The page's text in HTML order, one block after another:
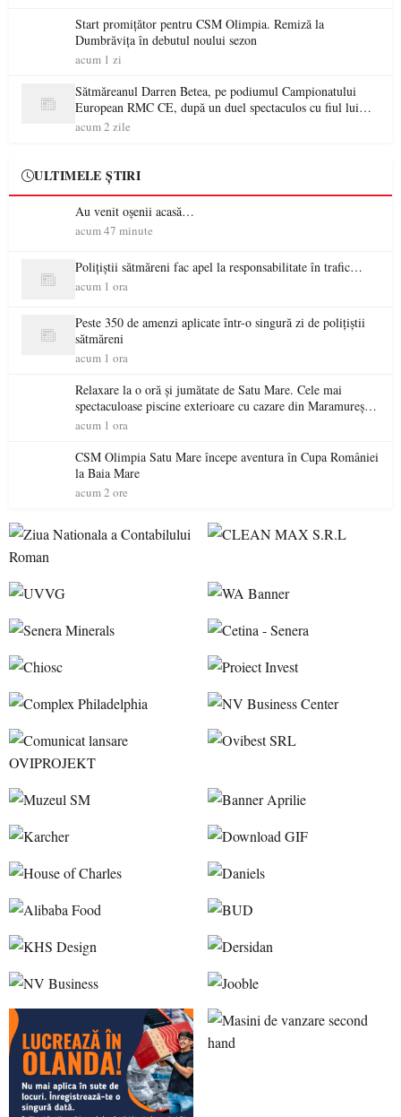
Start promițător pentru CSM Olimpia. Remiză la
Dumbrăvița în debutul noului sezon
acum 1 zi
Sătmăreanul Darren Betea, pe podiumul Campionatului
European RMC CE, după un duel spectaculos cu fiul lui
Kimi Räikkönen
acum 2 zile
ULTIMELE ȘTIRI
Au venit oșenii acasă…
acum 47 minute
Polițiștii sătmăreni fac apel la responsabilitate în trafic…
acum 1 ora
Peste 350 de amenzi aplicate într-o singură zi de polițiștii
sătmăreni
acum 1 ora
Relaxare la o oră și jumătate de Satu Mare. Cele mai
spectaculoase piscine exterioare cu cazare din Maramureș,
ideale pentru o escapadă de vară
acum 1 ora
CSM Olimpia Satu Mare începe aventura în Cupa României
la Baia Mare
acum 2 ore